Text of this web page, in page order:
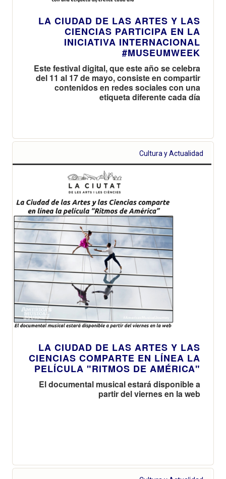
LA CIUDAD DE LAS ARTES Y LAS
CIENCIAS PARTICIPA EN LA
INICIATIVA INTERNACIONAL
#MUSEUMWEEK
Este festival digital, que este año se celebra
del 11 al 17 de mayo, consiste en compartir
contenidos en redes sociales con una
etiqueta diferente cada día
Cultura y Actualidad
LA CIUDAD DE LAS ARTES Y LAS
CIENCIAS COMPARTE EN LÍNEA LA
PELÍCULA "RITMOS DE AMÉRICA"
El documental musical estará disponible a
partir del viernes en la web